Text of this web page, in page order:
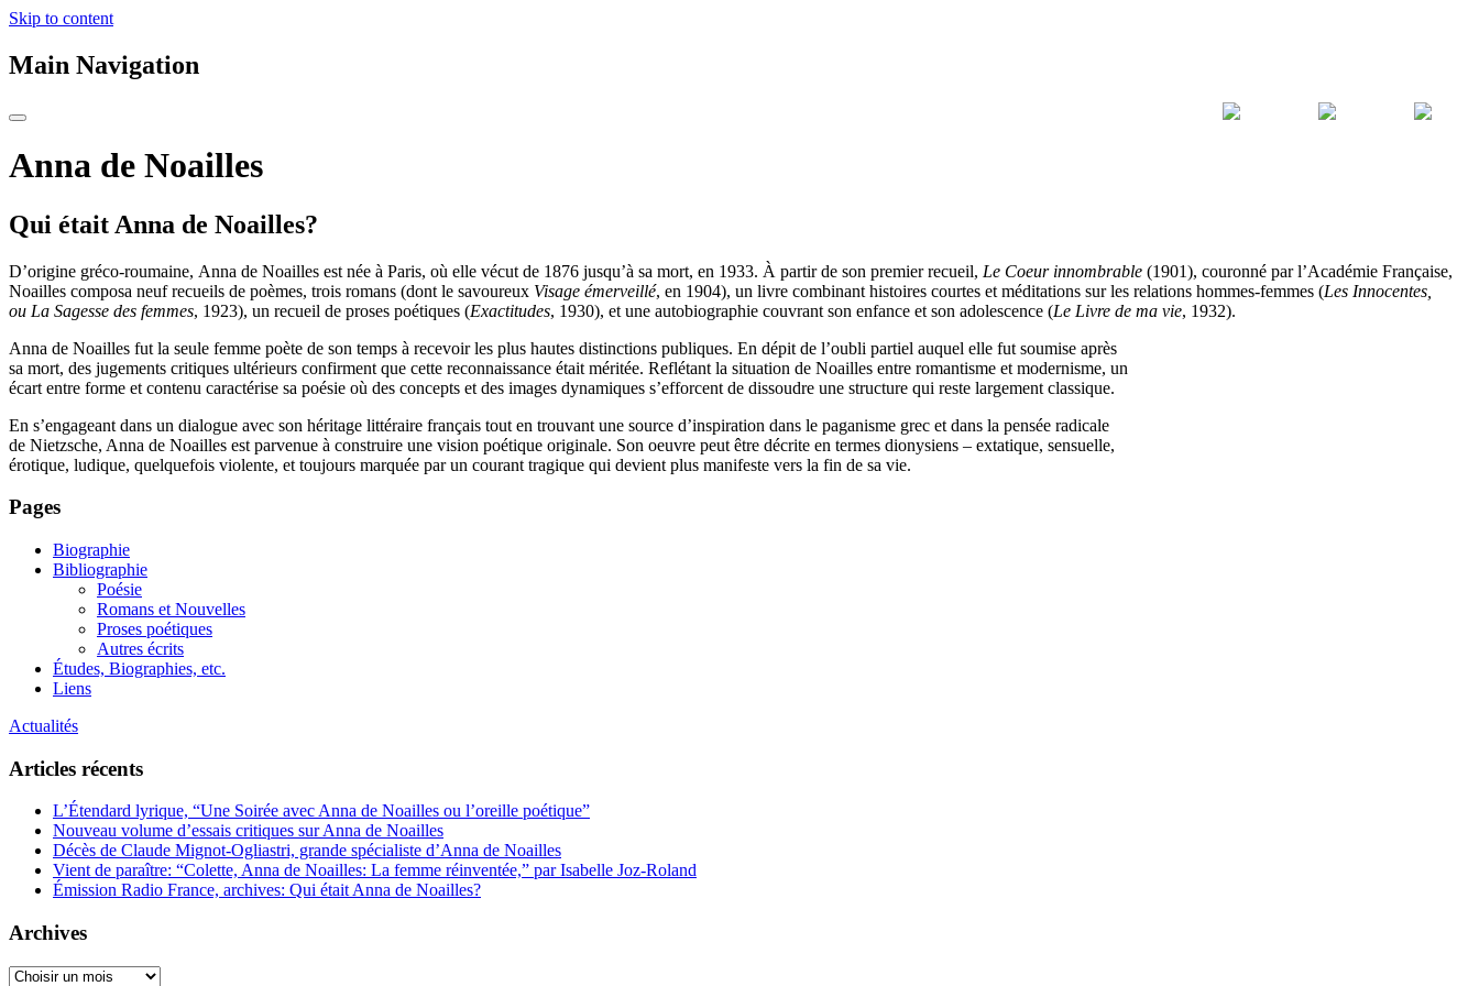
Skip to content
Main Navigation
Anna de Noailles
Qui était Anna de Noailles?
D’origine gréco-roumaine, Anna de Noailles est née à Paris, où elle vécut de 1876 jusqu’à sa mort, en 1933. À partir de son premier recueil, Le Coeur innombrable (1901), couronné par l’Académie Française,
Noailles composa neuf recueils de poèmes, trois romans (dont le savoureux Visage émerveillé, en 1904), un livre combinant histoires courtes et méditations sur les relations hommes-femmes (Les Innocentes,
ou La Sagesse des femmes, 1923), un recueil de proses poétiques (Exactitudes, 1930), et une autobiographie couvrant son enfance et son adolescence (Le Livre de ma vie, 1932).
Anna de Noailles fut la seule femme poète de son temps à recevoir les plus hautes distinctions publiques. En dépit de l’oubli partiel auquel elle fut soumise après
sa mort, des jugements critiques ultérieurs confirment que cette reconnaissance était méritée. Reflétant la situation de Noailles entre romantisme et modernisme, un
écart entre forme et contenu caractérise sa poésie où des concepts et des images dynamiques s’efforcent de dissoudre une structure qui reste largement classique.
En s’engageant dans un dialogue avec son héritage littéraire français tout en trouvant une source d’inspiration dans le paganisme grec et dans la pensée radicale
de Nietzsche, Anna de Noailles est parvenue à construire une vision poétique originale. Son oeuvre peut être décrite en termes dionysiens – extatique, sensuelle,
érotique, ludique, quelquefois violente, et toujours marquée par un courant tragique qui devient plus manifeste vers la fin de sa vie.
Pages
Biographie
Bibliographie
Poésie
Romans et Nouvelles
Proses poétiques
Autres écrits
Études, Biographies, etc.
Liens
Actualités
Articles récents
L’Étendard lyrique, “Une Soirée avec Anna de Noailles ou l’oreille poétique”
Nouveau volume d’essais critiques sur Anna de Noailles
Décès de Claude Mignot-Ogliastri, grande spécialiste d’Anna de Noailles
Vient de paraître: “Colette, Anna de Noailles: La femme réinventée,” par Isabelle Joz-Roland
Émission Radio France, archives: Qui était Anna de Noailles?
Archives
Archives